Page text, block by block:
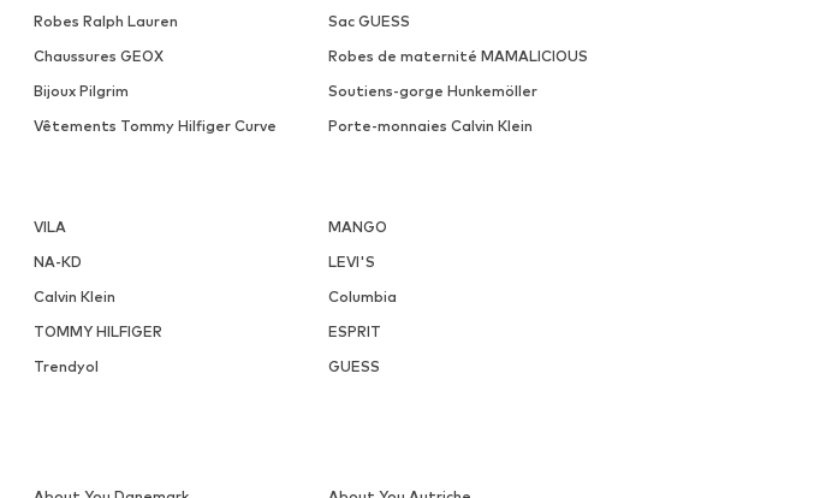
Robes Ralph Lauren
Sac GUESS
Chaussures GEOX
Robes de maternité MAMALICIOUS
Bijoux Pilgrim
Soutiens-gorge Hunkemöller
Vêtements Tommy Hilfiger Curve Porte-monnaies Calvin Klein
VILA
MANGO
NA-KD
LEVI'S
Calvin Klein
Columbia
TOMMY HILFIGER
ESPRIT
Trendyol GUESS